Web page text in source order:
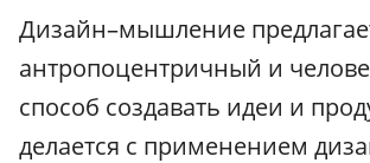
Дизайн–мышление
антропоцентричный и
способ создавать идеи и
делается с применением